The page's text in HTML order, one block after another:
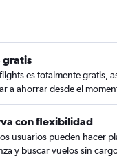
gratis
es totalmente gratis,
a ahorrar desde el
con flexibilidad
usuarios pueden hacer
y buscar vuelos sin